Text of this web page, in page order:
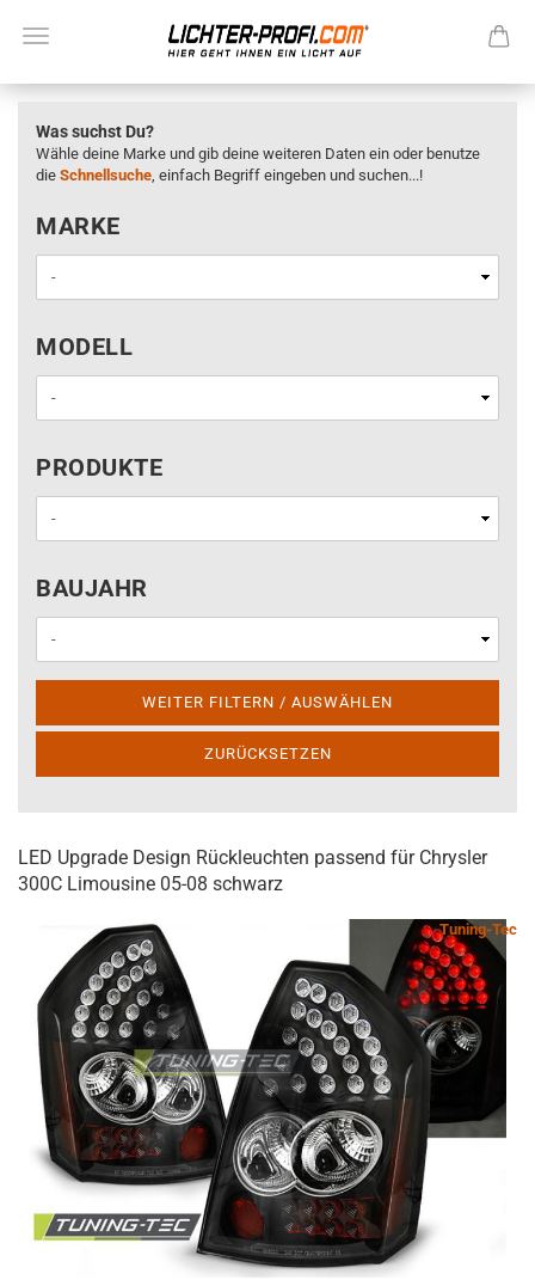
Was suchst Du?
Wähle deine Marke und gib deine weiteren Daten ein oder benutze
die Schnellsuche, einfach Begriff eingeben und suchen...!
MARKE
MARKE
MODELL
MODELL
PRODUKTE
PRODUKTE
BAUJAHR
BAUJAHR
WEITER FILTERN / AUSWÄHLEN
ZURÜCKSETZEN
LED Upgrade Design Rückleuchten passend für Chrysler
300C Limousine 05-08 schwarz
Tuning-Tec